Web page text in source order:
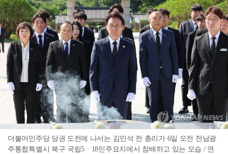
더불어민주당 당권 도전에 나서는 김민석 전 총리가 6일 오전 전남광
주통합특별시 북구 국립5ㆍ18민주묘지에서 참배하고 있는 모습 / 연